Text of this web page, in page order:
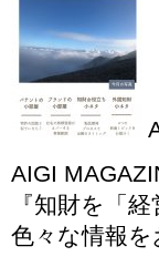
AIGI
『知財を「
色々な情報を